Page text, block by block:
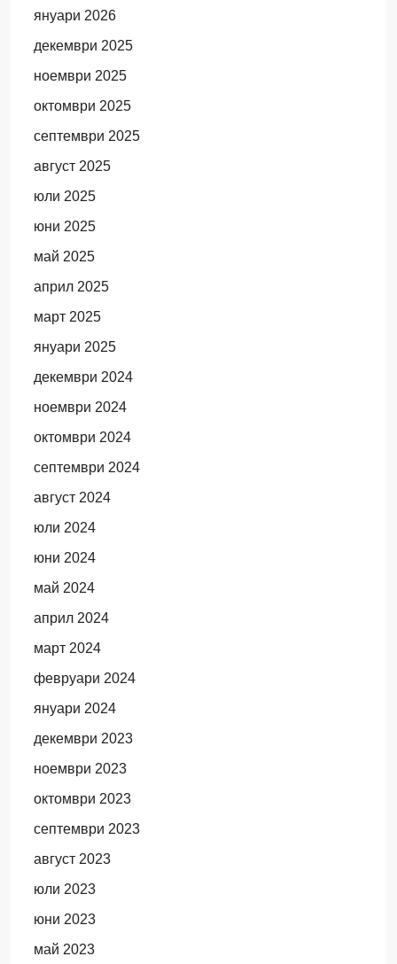
януари 2026
декември 2025
ноември 2025
октомври 2025
септември 2025
август 2025
юли 2025
юни 2025
май 2025
април 2025
март 2025
януари 2025
декември 2024
ноември 2024
октомври 2024
септември 2024
август 2024
юли 2024
юни 2024
май 2024
април 2024
март 2024
февруари 2024
януари 2024
декември 2023
ноември 2023
октомври 2023
септември 2023
август 2023
юли 2023
юни 2023
май 2023